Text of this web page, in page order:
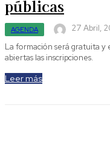
públicas
AGENDA
27 Abril,
La formación será gratuita y
abiertas las inscripciones.
Leer más